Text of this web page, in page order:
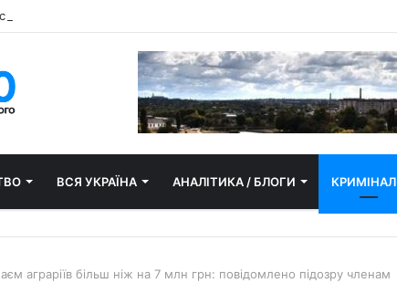
прапор замайорів у Кропивницькому
ВСЯ УКРАЇНА АНАЛІТИКА / БЛОГИ КРИМІНАЛ
аграріїв більш ніж на 7 млн грн: повідомлено підозру членам